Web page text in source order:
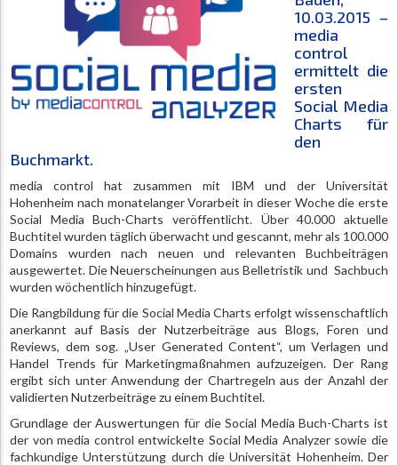
10.03.2015 –
media
control
ermittelt die
ersten
Social Media
Charts für
den
Buchmarkt.
media control hat zusammen mit IBM und der Universität
Hohenheim nach monatelanger Vorarbeit in dieser Woche die erste
Social Media Buch-Charts veröffentlicht. Über 40.000 aktuelle
Buchtitel wurden täglich überwacht und gescannt, mehr als 100.000
Domains wurden nach neuen und relevanten Buchbeiträgen
ausgewertet. Die Neuerscheinungen aus Belletristik und Sachbuch
wurden wöchentlich hinzugefügt.
Die Rangbildung für die Social Media Charts erfolgt wissenschaftlich
anerkannt auf Basis der Nutzerbeiträge aus Blogs, Foren und
Reviews, dem sog. „User Generated Content“, um Verlagen und
Handel Trends für Marketingmaßnahmen aufzuzeigen. Der Rang
ergibt sich unter Anwendung der Chartregeln aus der Anzahl der
validierten Nutzerbeiträge zu einem Buchtitel.
Grundlage der Auswertungen für die Social Media Buch-Charts ist
der von media control entwickelte Social Media Analyzer sowie die
fachkundige Unterstützung durch die Universität Hohenheim. Der